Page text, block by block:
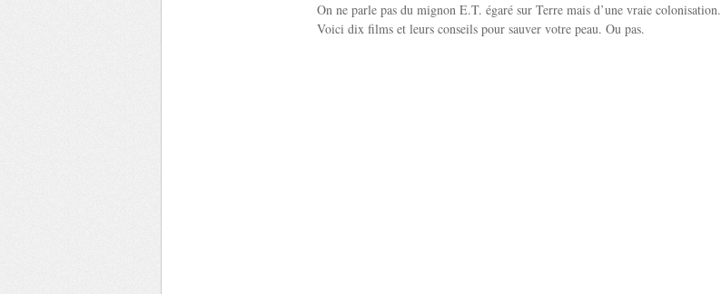
On ne parle pas du mignon E.T. égaré sur Terre mais d’une vraie colonisation.
Voici dix films et leurs conseils pour sauver votre peau. Ou pas.